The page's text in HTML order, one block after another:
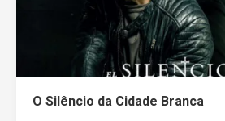
O Silêncio da Cidade Branca